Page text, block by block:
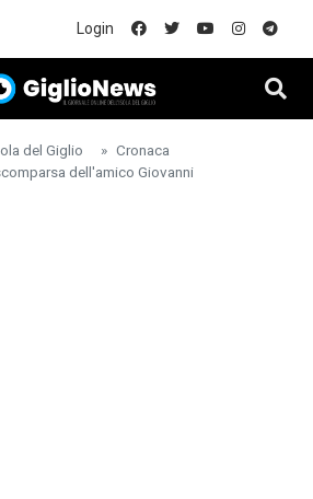
Login
del Giglio
Cronaca
dell'amico Giovanni